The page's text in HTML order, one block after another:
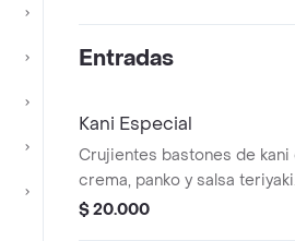
Entradas
Kani Especial
Crujientes bastones de
crema, panko y salsa teriyaki.
$ 20.000